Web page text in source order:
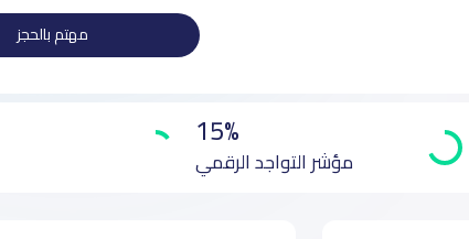
مهتم بالحجز
15%
مؤشر التواجد الرقمي